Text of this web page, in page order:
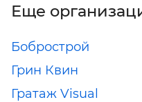
Еще
Бобрострой
Грин Квин
Гратаж Visual